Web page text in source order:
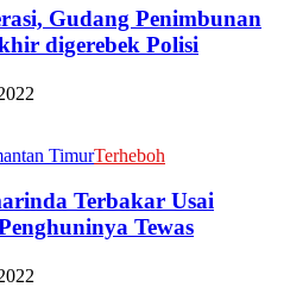
Gudang Penimbunan
digerebek Polisi
TimurTerheboh
Terbakar Usai
Tewas